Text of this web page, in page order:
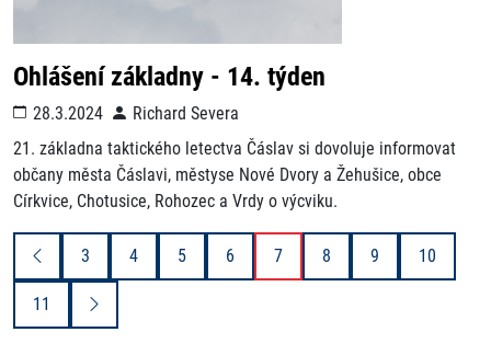
Ohlášení základny - 14. týden
28.3.2024
Richard Severa
21. základna taktického letectva Čáslav si dovoluje informovat
občany města Čáslavi, městyse Nové Dvory a Žehušice, obce
Církvice, Chotusice, Rohozec a Vrdy o výcviku.
3 4 5 6 7 8 9 10
11